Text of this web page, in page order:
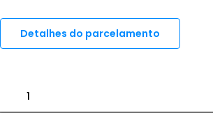
Detalhes do parcelamento